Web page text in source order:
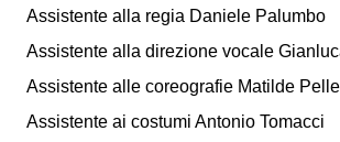
Assistente alla regia Daniele Palumbo
Assistente alla direzione vocale
Assistente alle coreografie Matilde
Assistente ai costumi Antonio Tomacci